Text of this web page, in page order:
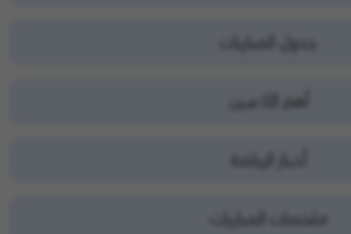
جدول المباريات
أهم اللاعبين
أخبار الرياضة
ملخصات المباريات